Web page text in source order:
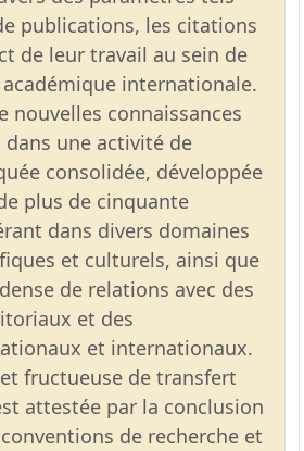
publications, les citations
de leur travail au sein de
internationale.
nouvelles connaissances
une activité de
consolidée, développée
plus de cinquante
dans divers domaines
et culturels, ainsi que
de relations avec des
et des
et internationaux.
et fructueuse de transfert
attestée par la conclusion
de recherche et